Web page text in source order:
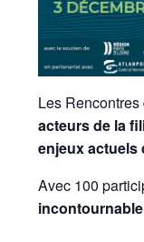
Les
acteurs de la
enjeux actuels
Avec 100